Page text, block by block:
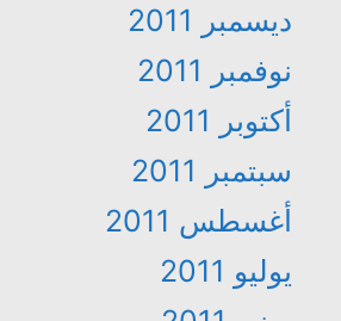
ديسمبر 2011
نوفمبر 2011
أكتوبر 2011
سبتمبر 2011
أغسطس 2011
يوليو 2011